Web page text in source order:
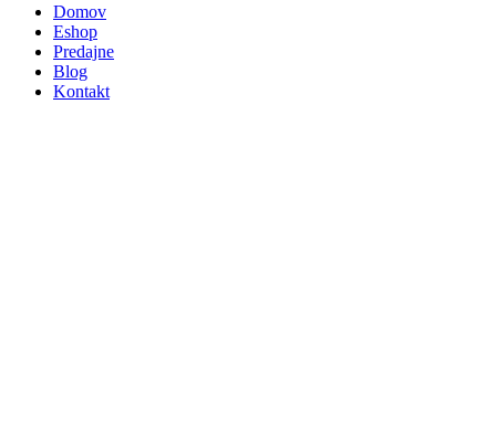
Domov
Eshop
Predajne
Blog
Kontakt